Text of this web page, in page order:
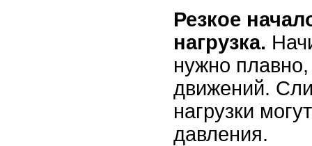
Резкое
нагрузка.
нужно
движений.
нагрузки
давления.